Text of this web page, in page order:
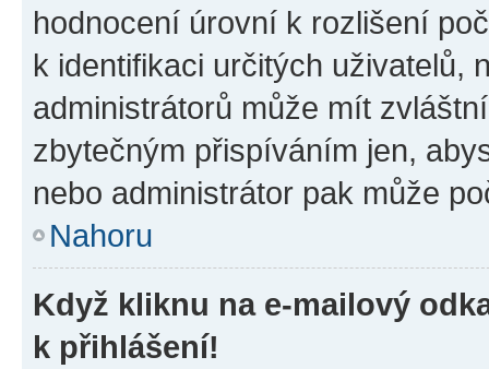
hodnocení úrovní k rozlišení
k identifikaci určitých uživatelů,
administrátorů může mít
zbytečným přispíváním jen,
nebo administrátor pak může
Nahoru
Když kliknu na e-mailový
k přihlášení!